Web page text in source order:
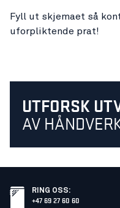
Fyll ut skjemaet så
uforpliktende prat!
UTFORSK
AV
RING OSS:
+47 69 27 60 60